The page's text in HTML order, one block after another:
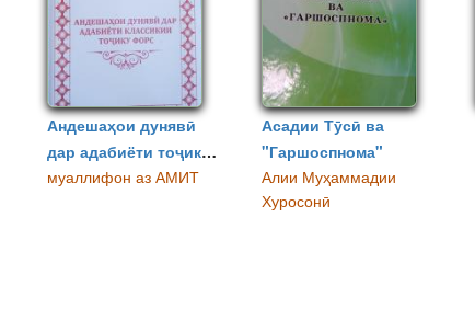
Андешаҳои дунявӣ
дар адабиёти тоҷику
форс
муаллифон аз АМИТ
Асадии Тӯсӣ ва
"Гаршоспнома"
Алии Муҳаммадии
Хуросонӣ